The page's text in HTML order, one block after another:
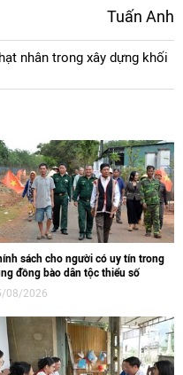
Tuấn Anh
nhân trong xây dựng khối
sách cho người có uy tín trong
đồng bào dân tộc thiểu số
08/2026